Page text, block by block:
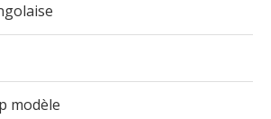
modèle